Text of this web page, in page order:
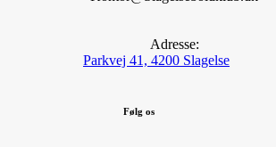
Adresse:
Parkvej 41, 4200 Slagelse
Følg os